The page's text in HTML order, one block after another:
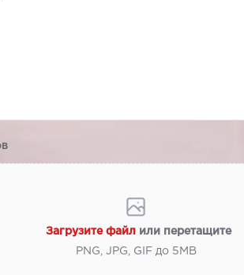
Загрузите файл или перетащите
PNG, JPG, GIF до 5МВ